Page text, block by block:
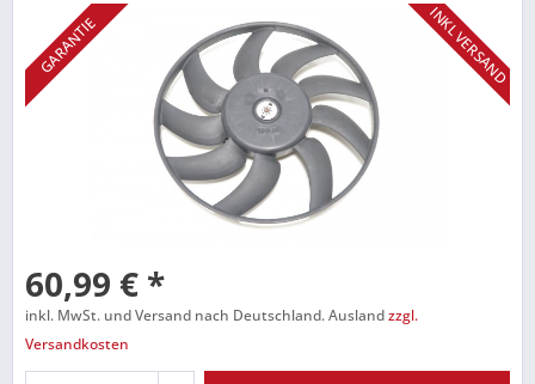
GARANTIE INKL VERSAND
60,99 € *
inkl. MwSt. und Versand nach Deutschland. Auslandzzgl.
Versandkosten